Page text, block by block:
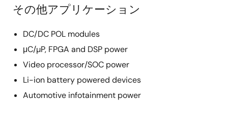
その他アプリケーション
DC/DC POL modules
μC/µP, FPGA and DSP power
Video processor/SOC power
Li-ion battery powered devices
Automotive infotainment power